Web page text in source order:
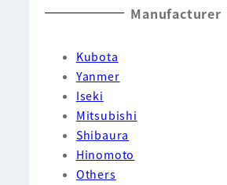
Manufacturer
Kubota
Yanmer
Iseki
Mitsubishi
Shibaura
Hinomoto
Others